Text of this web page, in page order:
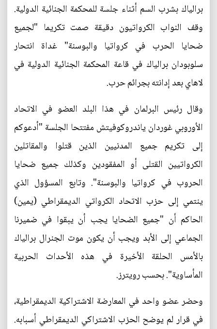
برالياك بشرب السم أثناء جلسة للمحكمة الجنائية الدولية.
وقف النواب الكرواتيون دقيقة صمت تكريما "لجميع
ضحايا الحرب في كرواتيا والبوسنة" غداة انتحار
سلوبودان برالياك في قاعة المحكمة الجنائية الدولية في
لاهاي بعد إدانته بجرائم حرب.
وقال رئيس البرلمان في هذا البلد العضو في الاتحاد
الأوروبي غوردان ياندروكوفيتش مفتتحا الجلسة "أدعوكم
إلى تكريم جميع المدنيين الذين قتلوا والمقاتلين
الكرواتيين القتلى أو المفقودين وكذلك جميع ضحايا
الحروب في كرواتيا والبوسنة". وتابع المسؤول الذي
ينتمي إلى حزب الاتحاد الكرواتي الديمقراطي (يمين)
الحاكم أن "جميع الضحايا يجب أن يبقوا في ضميرنا
الجماعي إلى الأبد ويجب أن يكون موت الجنرال برالياك
بالأمس الحلقة الأخيرة في هذه الأحداث الحربية
المأساوية". بحسب رويترز.
وحضر عضو واحد في المعارضة الاشتراكية الديمقراطية،
في قرار لم يوضح الحزب الاشتراكي الديمقراطي أسبابه.